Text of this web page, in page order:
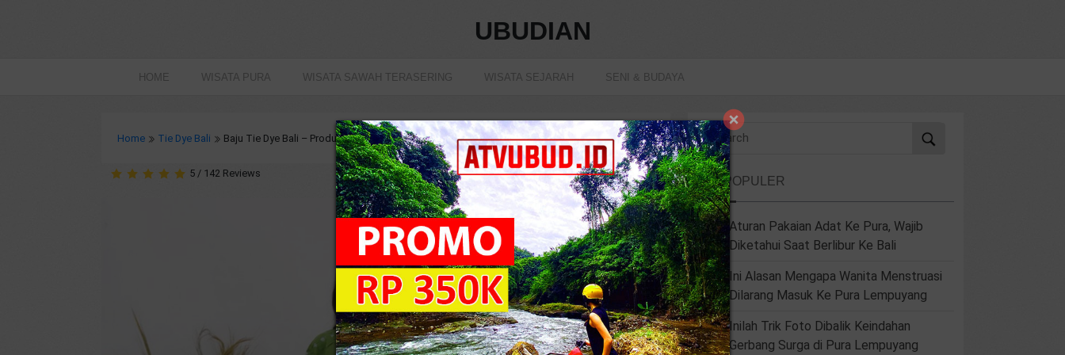
UBUDIAN
HOME WISATA PURA WISATA SAWAH TERASERING WISATA SEJARAH SENI & BUDAYA
Home Tie Dye Bali Baju Tie Dye Bali – Produk Berkualitas Mulai Dari Rp 30.000
5 / 142 Reviews 6163 view
TERPOPULER
Aturan Pakaian Adat Ke Pura, Wajib
Diketahui Saat Berlibur Ke Bali
Ini Alasan Mengapa Wanita Menstruasi
Dilarang Masuk Ke Pura Lempuyang
Inilah Trik Foto Dibalik Keindahan
Gerbang Surga di Pura Lempuyang